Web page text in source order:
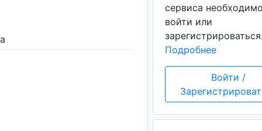
сервиса
войти или
Подробнее
Войти /